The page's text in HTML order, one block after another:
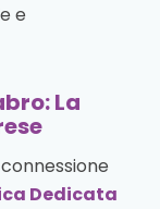
e
La
Dedicata